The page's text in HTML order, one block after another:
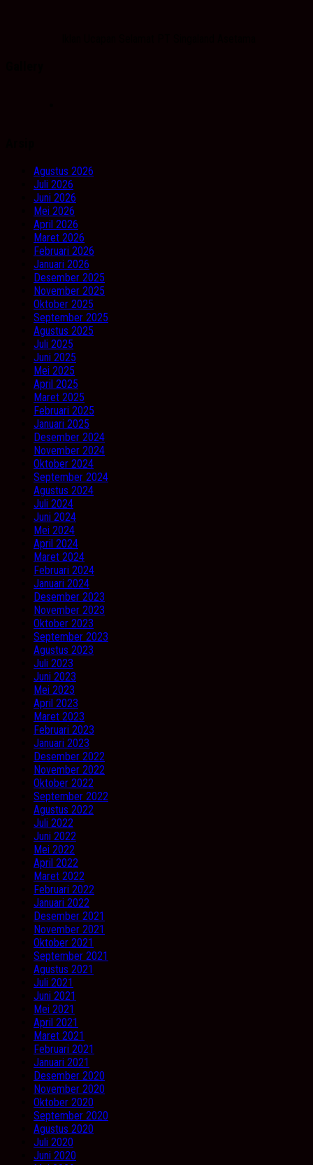
Agustus 2026
Juli 2026
Juni 2026
Mei 2026
April 2026
Maret 2026
Februari 2026
Januari 2026
Desember 2025
November 2025
Oktober 2025
September 2025
Agustus 2025
Juli 2025
Juni 2025
Mei 2025
April 2025
Maret 2025
Februari 2025
Januari 2025
Desember 2024
November 2024
Oktober 2024
September 2024
Agustus 2024
Juli 2024
Juni 2024
Mei 2024
April 2024
Maret 2024
Februari 2024
Januari 2024
Desember 2023
November 2023
Oktober 2023
September 2023
Agustus 2023
Juli 2023
Juni 2023
Mei 2023
April 2023
Maret 2023
Februari 2023
Januari 2023
Desember 2022
November 2022
Oktober 2022
September 2022
Agustus 2022
Juli 2022
Juni 2022
Mei 2022
April 2022
Maret 2022
Februari 2022
Januari 2022
Desember 2021
November 2021
Oktober 2021
September 2021
Agustus 2021
Juli 2021
Juni 2021
Mei 2021
April 2021
Maret 2021
Februari 2021
Januari 2021
Desember 2020
November 2020
Oktober 2020
September 2020
Agustus 2020
Juli 2020
Juni 2020